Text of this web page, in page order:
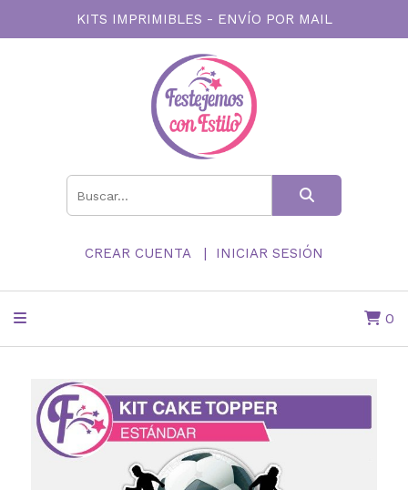
KITS IMPRIMIBLES - ENVÍO POR MAIL
CREAR CUENTA INICIAR SESIÓN
0